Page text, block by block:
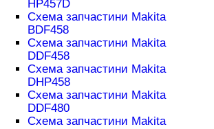
HP457D
Схема запчастини Makita
BDF458
Схема запчастини Makita
DDF458
Схема запчастини Makita
DHP458
Схема запчастини Makita
DDF480
Схема запчастини Makita